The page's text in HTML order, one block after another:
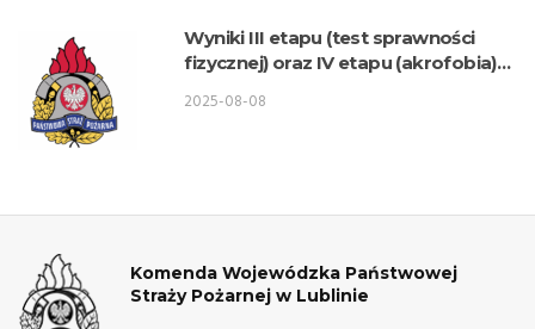
Wyniki III etapu (test sprawności
fizycznej) oraz IV etapu (akrofobia)
przyjęcie do służby w KW PSP Lublin
2025-08-08
Komenda Wojewódzka Państwowej
Straży Pożarnej w Lublinie